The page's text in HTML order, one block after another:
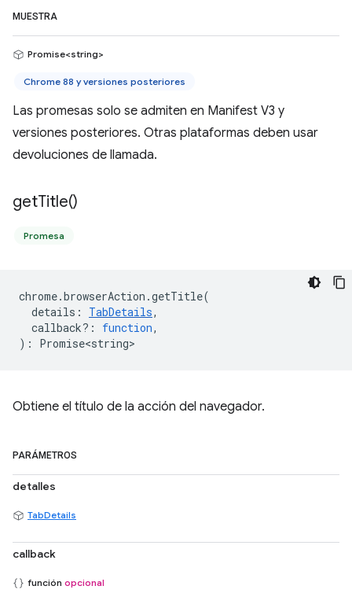
MUESTRA
Promise<string>
Chrome 88 y versiones posteriores
Las promesas solo se admiten en Manifest V3 y
versiones posteriores. Otras plataformas deben usar
devoluciones de llamada.
getTitle()
Promesa
chrome.browserAction .getTitle(
details : TabDetails,
callback? : function,
) : Promise<string>
Obtiene el título de la acción del navegador.
PARÁMETROS
detalles
TabDetails
callback
función opcional